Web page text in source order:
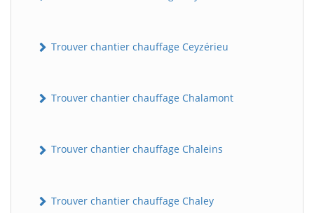
Trouver chantier chauffage Ceyzérieu
Trouver chantier chauffage Chalamont
Trouver chantier chauffage Chaleins
Trouver chantier chauffage Chaley